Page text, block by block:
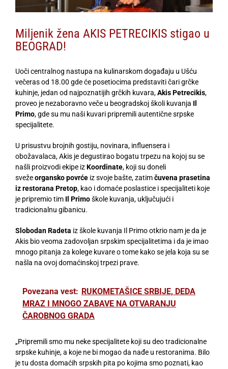
Miljenik žena AKIS PETRECIKIS stigao u
BEOGRAD!
Uoči centralnog nastupa na kulinarskom događaju u Ušću
večeras od 18.00 gde će posetiocima predstaviti čari grčke
kuhinje, jedan od najpoznatijih grčkih kuvara,Akis Petrecikis,
proveo je nezaboravno veče u beogradskoj školi kuvanja Il
Primo, gde su mu naši kuvari pripremili autentične srpske
specijalitete.
U prisustvu brojnih gostiju, novinara, influensera i
obožavalaca, Akis je degustirao bogatu trpezu na kojoj su se
našli proizvodi ekipe izKoordinate, koji su doneli
svežeorgansko povrće iz svoje bašte, zatimčuvena prasetina
iz restorana Pretop, kao i domaće poslastice i specijaliteti koje
je pripremio tim Il Primoškole kuvanja, uključujući i
tradicionalnu gibanicu.
Slobodan Radeta iz škole kuvanja Il Primo otkrio nam je da je
Akis bio veoma zadovoljan srpskim specijalitetima i da je imao
mnogo pitanja za kolege kuvare o tome kako se jela koja su se
našla na ovoj domaćinskoj trpezi prave.
Povezana vest: RUKOMETAŠICE SRBIJE, DEDA
MRAZ I MNOGO ZABAVE NA OTVARANJU
ČAROBNOG GRADA
„Pripremili smo mu neke specijalitete koji su deo tradicionalne
srpske kuhinje, a koje ne bi mogao da nađe u restoranima. Bilo
je tu dosta domaćih srpskih pita po kojima smo poznati, kao